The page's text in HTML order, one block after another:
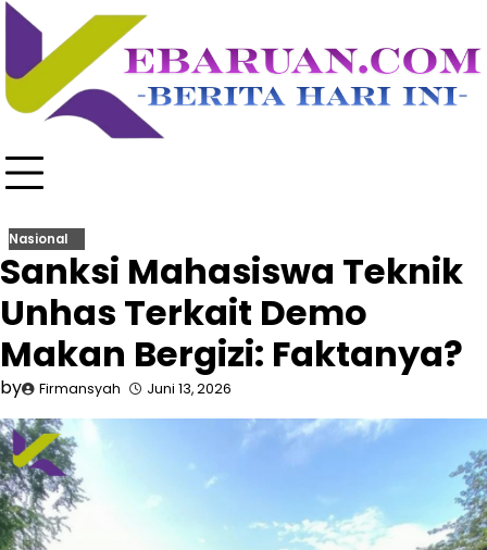
Skip
content
Nasional
Sanksi Mahasiswa Teknik
Unhas Terkait Demo
Makan Bergizi: Faktanya?
by Firmansyah Juni 13, 2026